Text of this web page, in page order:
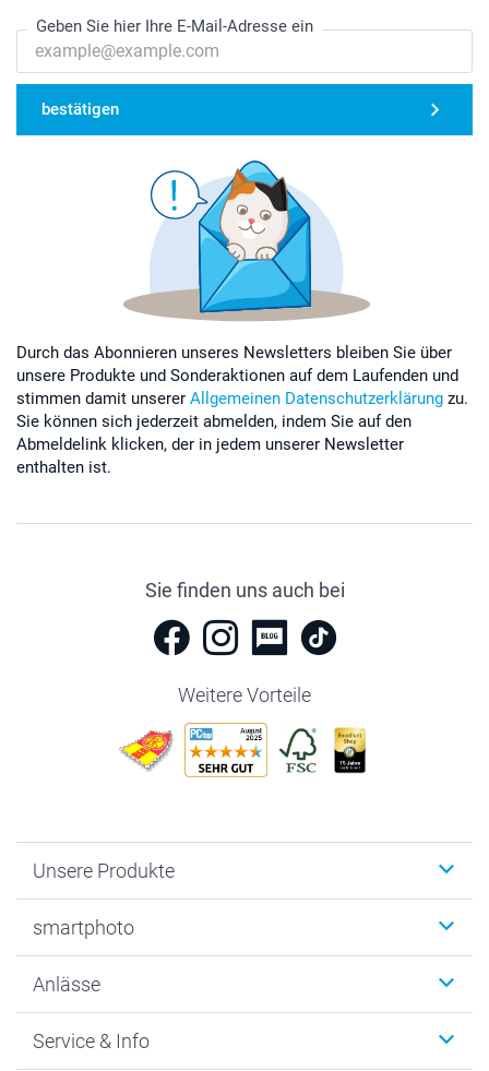
Geben Sie hier Ihre E-Mail-Adresse ein
bestätigen
Durch das Abonnieren unseres Newsletters bleiben Sie über
unsere Produkte und Sonderaktionen auf dem Laufenden und
stimmen damit unserer Allgemeinen Datenschutzerklärung zu.
Sie können sich jederzeit abmelden, indem Sie auf den
Abmeldelink klicken, der in jedem unserer Newsletter
enthalten ist.
Sie finden uns auch bei
Weitere Vorteile
Unsere Produkte
Fotogeschenke
MyNameBook
Fotoabzüge, Fotos als Buch & Poster
smartphoto
Warum smartphoto
Datenschutz
Anlässe
Neujahr
Service & Info